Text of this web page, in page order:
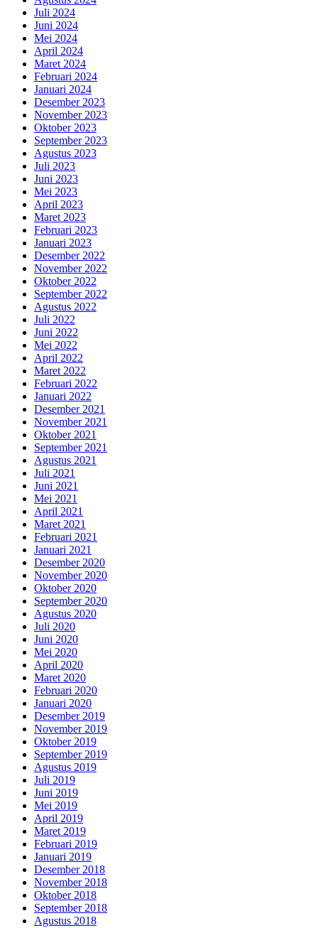
Juli 2024
Juni 2024
Mei 2024
April 2024
Maret 2024
Februari 2024
Januari 2024
Desember 2023
November 2023
Oktober 2023
September 2023
Agustus 2023
Juli 2023
Juni 2023
Mei 2023
April 2023
Maret 2023
Februari 2023
Januari 2023
Desember 2022
November 2022
Oktober 2022
September 2022
Agustus 2022
Juli 2022
Juni 2022
Mei 2022
April 2022
Maret 2022
Februari 2022
Januari 2022
Desember 2021
November 2021
Oktober 2021
September 2021
Agustus 2021
Juli 2021
Juni 2021
Mei 2021
April 2021
Maret 2021
Februari 2021
Januari 2021
Desember 2020
November 2020
Oktober 2020
September 2020
Agustus 2020
Juli 2020
Juni 2020
Mei 2020
April 2020
Maret 2020
Februari 2020
Januari 2020
Desember 2019
November 2019
Oktober 2019
September 2019
Agustus 2019
Juli 2019
Juni 2019
Mei 2019
April 2019
Maret 2019
Februari 2019
Januari 2019
Desember 2018
November 2018
Oktober 2018
September 2018
Agustus 2018